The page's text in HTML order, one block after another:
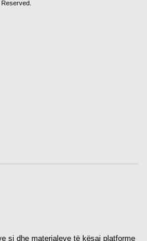
si dhe materialeve të kësaj platforme